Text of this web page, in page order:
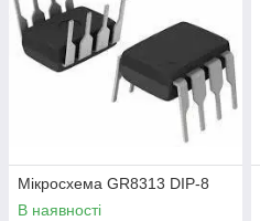
Мікросхема GR8313 DIP-8
В наявності